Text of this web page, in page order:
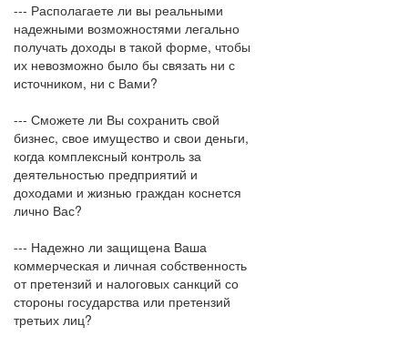
--- Располагаете ли вы реальными
надежными возможностями легально
получать доходы в такой форме, чтобы
их невозможно было бы связать ни с
источником, ни с Вами?
--- Сможете ли Вы сохранить свой
бизнес, свое имущество и свои деньги,
когда комплексный контроль за
деятельностью предприятий и
доходами и жизнью граждан коснется
лично Вас?
--- Надежно ли защищена Ваша
коммерческая и личная собственность
от претензий и налоговых санкций со
стороны государства или претензий
третьих лиц?